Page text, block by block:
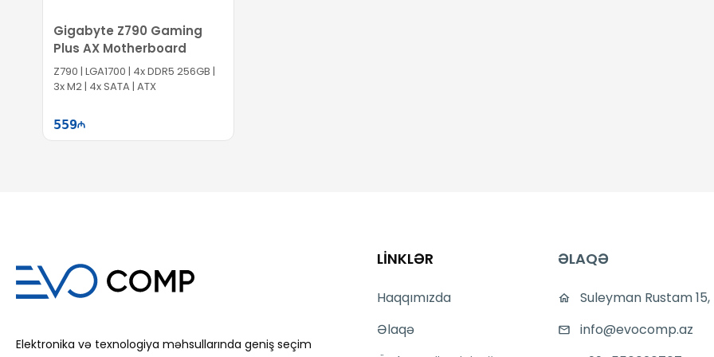
Gigabyte Z790 Gaming
Plus AX Motherboard
Z790 | LGA1700​ | 4x DDR5 256GB |
3x M2 | 4x SATA | ATX
559
Elektronika və texnologiya məhsullarında geniş seçim
LİNKLƏR
Haqqımızda
Əlaqə
ƏLAQƏ
Suleyman Rustam 15,
info@evocomp.az